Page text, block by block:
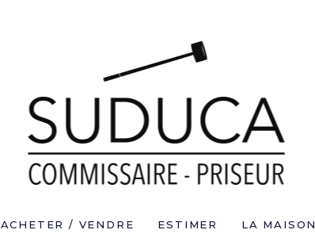
ACHETER / VENDRE ESTIMER LA